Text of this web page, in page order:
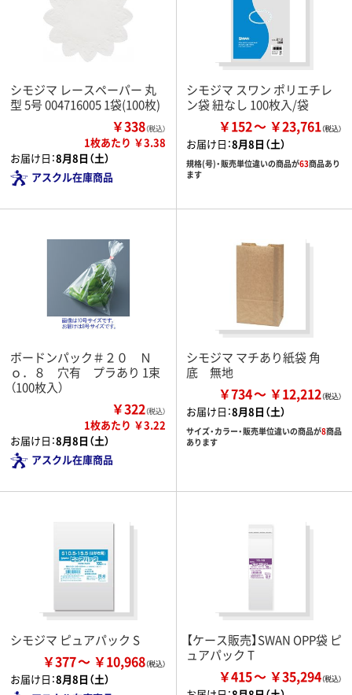
シモジマ レースペーパー 丸
型 5号 004716005 1袋(100枚)
￥338（税込）
1枚あたり ￥3.38
お届け日：8月8日（土）
アスクル在庫商品
シモジマ スワン ポリエチレ
ン袋 紐なし 100枚入/袋
￥152 ￥23,761
お届け日：8月8日（土）
規格(号)・販売単位違いの商品が63商品あり
ます
ボードンパック＃２０ Ｎ
ｏ．８ 穴有 プラあり 1束
（100枚入）
￥322（税込）
1枚あたり ￥3.22
お届け日：8月8日（土）
アスクル在庫商品
シモジマ マチあり紙袋 角
底 無地
￥734 ￥12,212
お届け日：8月8日（土）
サイズ・カラー・販売単位違いの商品が8商品
あります
シモジマ ピュアパック S
￥377 ￥10,968
お届け日：8月8日（土）
【ケース販売】SWAN OPP袋 ピ
ュアパック T
￥415 ￥35,294